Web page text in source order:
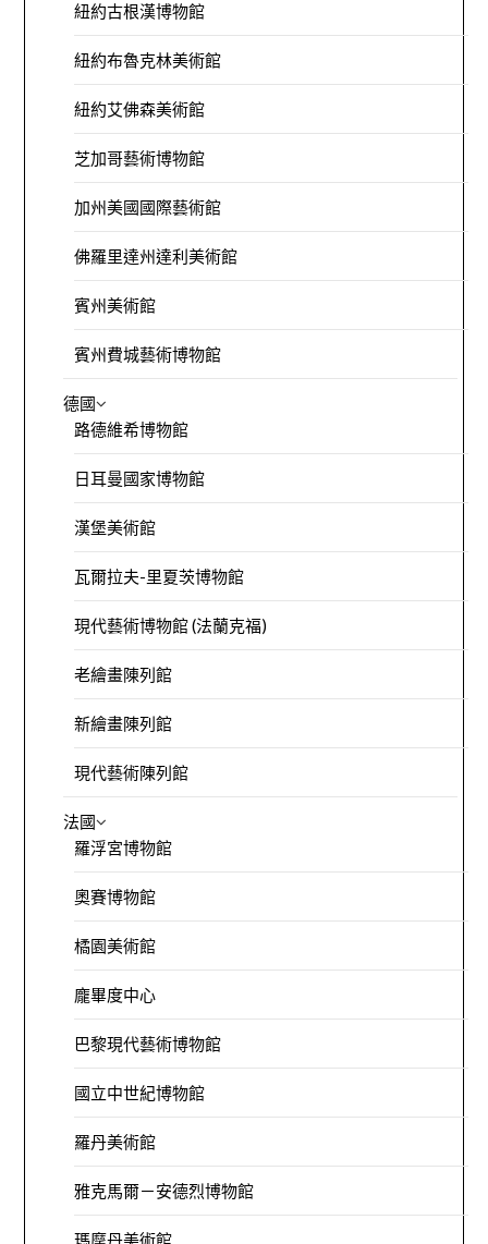
紐約古根漢博物館
紐約布魯克林美術館
紐約艾佛森美術館
芝加哥藝術博物館
加州美國國際藝術館
佛羅里達州達利美術館
賓州美術館
賓州費城藝術博物館
德國
路德維希博物館
日耳曼國家博物館
漢堡美術館
瓦爾拉夫-里夏茨博物館
現代藝術博物館 (法蘭克福)
老繪畫陳列館
新繪畫陳列館
現代藝術陳列館
法國
羅浮宮博物館
奧賽博物館
橘園美術館
龐畢度中心
巴黎現代藝術博物館
國立中世紀博物館
羅丹美術館
雅克馬爾－安德烈博物館
瑪摩丹美術館